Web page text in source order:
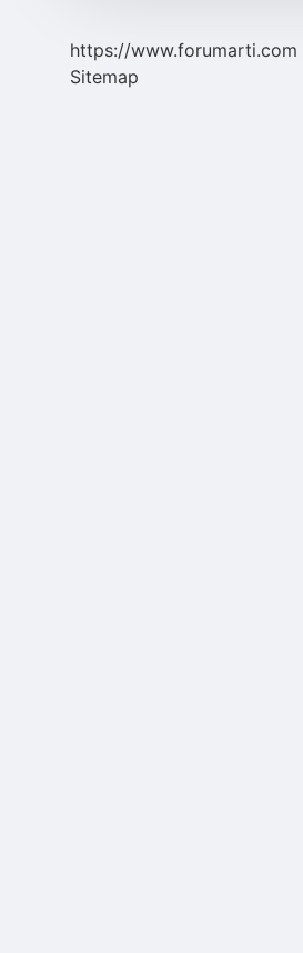
https://www.forumarti.com
Sitemap